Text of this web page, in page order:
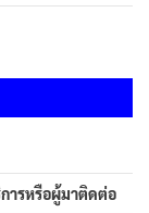
ารหรือผู้มาติดต่อ